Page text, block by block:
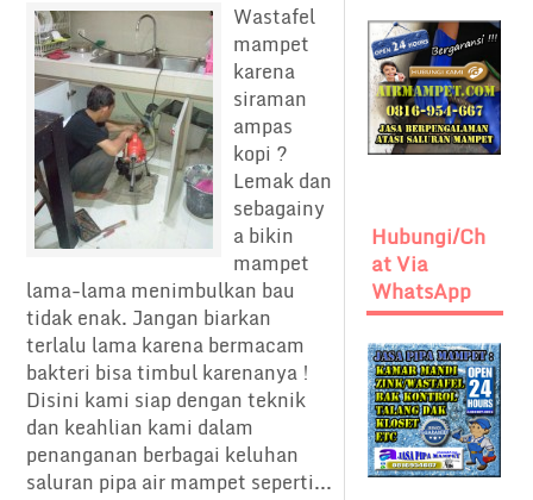
Wastafel
mampet
karena
siraman
ampas
kopi ?
Lemak dan
sebagainy
a bikin
mampet
lama-lama menimbulkan bau
tidak enak. Jangan biarkan
terlalu lama karena bermacam
bakteri bisa timbul karenanya !
Disini kami siap dengan teknik
dan keahlian kami dalam
penanganan berbagai keluhan
saluran pipa air mampet seperti...
Hubungi/Ch
At Via
WhatsApp